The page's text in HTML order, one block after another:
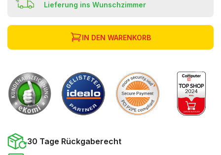
Lieferung ins Wunschzimmer
IN DEN WARENKORB
30 Tage Rückgaberecht